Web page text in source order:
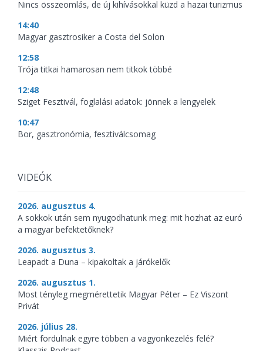
Nincs összeomlás, de új kihívásokkal küzd a hazai turizmus
14:40
Magyar gasztrosiker a Costa del Solon
12:58
Trója titkai hamarosan nem titkok többé
12:48
Sziget Fesztivál, foglalási adatok: jönnek a lengyelek
10:47
Bor, gasztronómia, fesztiválcsomag
VIDEÓK
2026. augusztus 4.
A sokkok után sem nyugodhatunk meg: mit hozhat az euró
a magyar befektetőknek?
2026. augusztus 3.
Leapadt a Duna – kipakoltak a járókelők
2026. augusztus 1.
Most tényleg megmérettetik Magyar Péter – Ez Viszont
Privát
2026. július 28.
Miért fordulnak egyre többen a vagyonkezelés felé?